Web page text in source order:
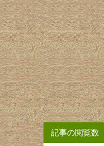
記事の閲覧数